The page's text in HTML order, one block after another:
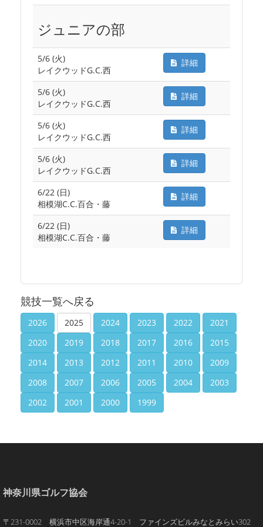
ジュニアの部
5/6 (火)
レイクウッドG.C.西
詳細
5/6 (火)
レイクウッドG.C.西
詳細
5/6 (火)
レイクウッドG.C.西
詳細
5/6 (火)
レイクウッドG.C.西
詳細
6/22 (日)
相模湖C.C.百合・藤
詳細
6/22 (日)
相模湖C.C.百合・藤
詳細
競技一覧へ戻る
2026 2025 2024 2023 2022
2021
2020
2019 2018 2017 2016
2015
2014
2013 2012 2011 2010
2009
2008
2007 2006 2005 2004
2003
2002
2001 2000 1999
神奈川県ゴルフ協会
〒231-0002 横浜市中区海岸通4-20-1 ファインズビルみなとみらい302